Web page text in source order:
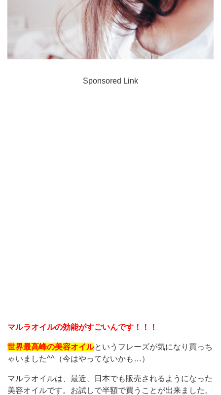
Sponsored Link
マルラオイルの効能がすごいんです！！！
世界最高峰の美容オイルというフレーズが気になり買っち
ゃいました^^（今はやってないかも…）
マルラオイルは、最近、日本でも販売されるようになった
美容オイルです。お試しで半額で買うことが出来ました。